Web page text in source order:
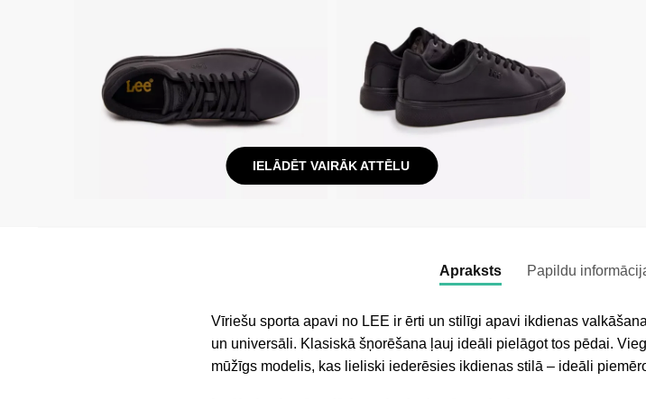
IELĀDĒT VAIRĀK ATTĒLU
Apraksts Papildu
Vīriešu sporta apavi no LEE ir ērti un stilīgi apavi ikdienas
un universāli. Klasiskā šņorēšana ļauj ideāli pielāgot tos pēdai.
mūžīgs modelis, kas lieliski iederēsies ikdienas stilā – ideāli